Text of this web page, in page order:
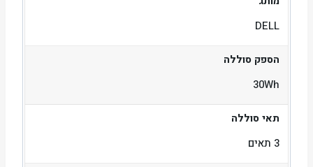
DELL
הספק סוללה
30Wh
תאי סוללה
3 תאים